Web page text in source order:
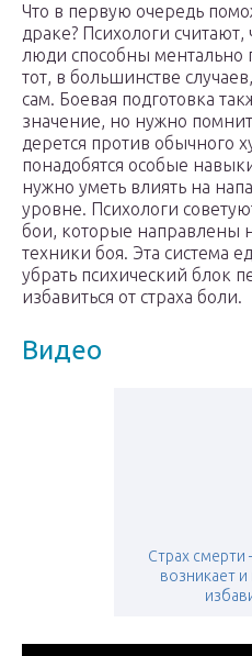
Что в первую очередь
драке? Психологи
люди способны ментально
тот, в большинстве
сам. Боевая подготовка
значение, но нужно
дерется против обычного
понадобятся особые
нужно уметь влиять на
уровне. Психологи
бои, которые направлены
техники боя. Эта система
убрать психический блок
избавиться от страха боли.
Видео
Cтрах
возникает и